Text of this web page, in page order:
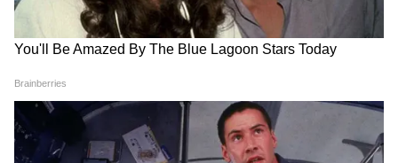
Related Articles
মমতার চেয়ারে বসতে নারাজ শুভেন্দু , নিজের পুরনো
Annapurna Bhandar:অন্নপূর্ণা ভাণ্ডারের সুবিধে
একমাত্র এরাই পাবেন, জমা দিতে হবে কোন কোন নথি